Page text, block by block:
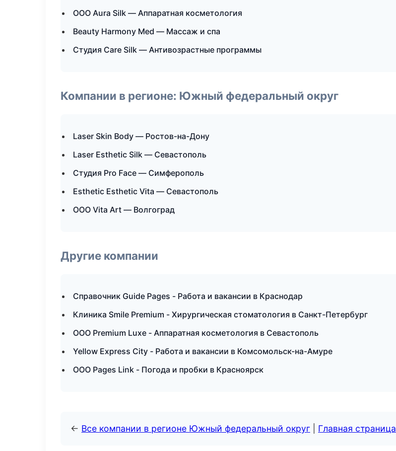
ООО Aura Silk — Аппаратная косметология
Beauty Harmony Med — Массаж и спа
Студия Care Silk — Антивозрастные программы
Компании в регионе: Южный федеральный округ
Laser Skin Body — Ростов-на-Дону
Laser Esthetic Silk — Севастополь
Студия Pro Face — Симферополь
Esthetic Esthetic Vita — Севастополь
ООО Vita Art — Волгоград
Другие компании
Справочник Guide Pages - Работа и вакансии в Краснодар
Клиника Smile Premium - Хирургическая стоматология в Санкт-Петербург
ООО Premium Luxe - Аппаратная косметология в Севастополь
Yellow Express City - Работа и вакансии в Комсомольск-на-Амуре
ООО Pages Link - Погода и пробки в Красноярск
← Все компании в регионе Южный федеральный округ Главная страница